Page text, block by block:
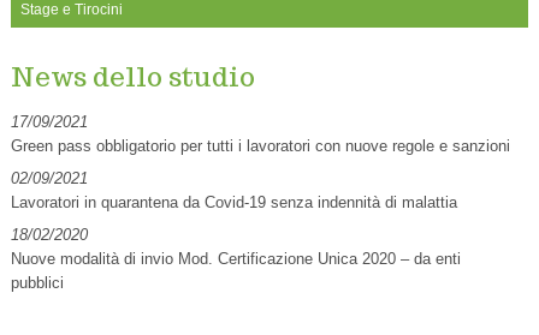
Stage e Tirocini
News dello studio
17/09/2021
Green pass obbligatorio per tutti i lavoratori con nuove regole e sanzioni
02/09/2021
Lavoratori in quarantena da Covid-19 senza indennità di malattia
18/02/2020
Nuove modalità di invio Mod. Certificazione Unica 2020 – da enti
pubblici